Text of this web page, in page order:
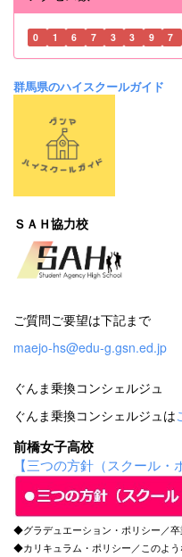
0 1 6 7 3 3 9 7
群馬県のハイスクールガイド
ＳＡＨ協力校
ご質問ご要望は下記まで
maejo-hs@edu-g.gsn.ed.jp
ぐんま乗換コンシェルジュ
ぐんま乗換コンシェルジュは
前橋女子高校
【三つの方針（スクール
◆グラデュエーション・ポリシー／
◆カリキュラム・ポリシー／このよ